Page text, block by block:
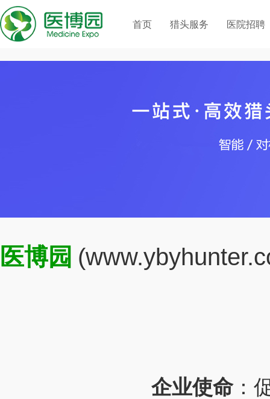
首页 猎头服务 医院招聘
医博园
企业使命：